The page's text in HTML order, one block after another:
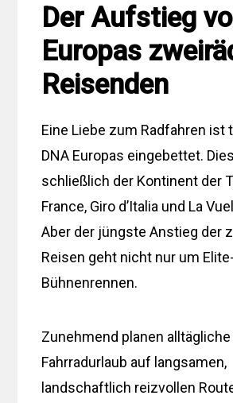
Der Aufstieg
Europas
Reisenden
Eine Liebe zum Radfahren ist
DNA Europas eingebettet.
schließlich der Kontinent der
France, Giro d’Italia und La
Aber der jüngste Anstieg der
Reisen geht nicht nur um Elite-
Bühnenrennen.
Zunehmend planen
Fahrradurlaub auf langsamen,
landschaftlich reizvollen